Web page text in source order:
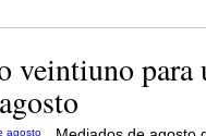
veintiuno para